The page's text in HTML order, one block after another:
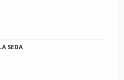
SEDA